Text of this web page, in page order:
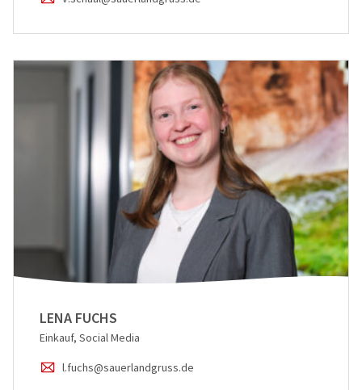
LENA FUCHS
Einkauf, Social Media
l.fuchs@sauerlandgruss.de